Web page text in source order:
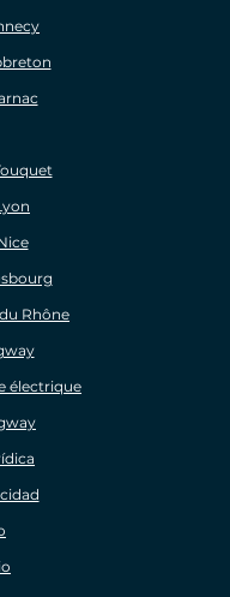
Rhône
électrique